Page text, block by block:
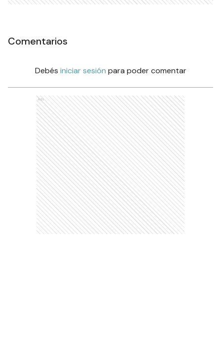
Comentarios
Debés iniciar sesión para poder comentar
Ads